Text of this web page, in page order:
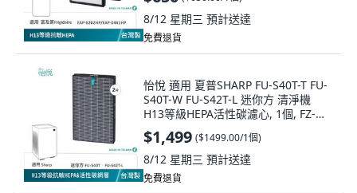
8/12 星期三 預計送達
免費退貨
怡悅 適用 夏普SHARP FU-S40T-T FU-
S40T-W FU-S42T-L 迷你方 清淨機
H13等級HEPA活性碳濾心, 1個, FZ-
S40S2E
$1,499 ($1499.00/1個)
8/12 星期三 預計送達
免費退貨